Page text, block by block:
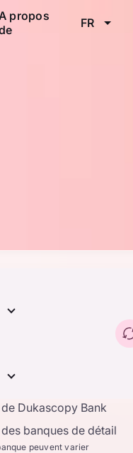
propos
FR
Dukascopy Bank
banques de détail
peuvent varier